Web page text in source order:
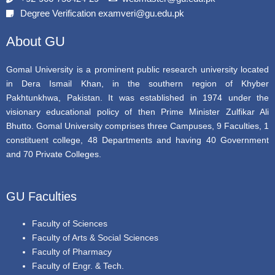
o
r
e
Degree Verification examveri@gu.edu.pk
About GU
Gomal University is a prominent public research university located
in Dera Ismail Khan, in the southern region of Khyber
Pakhtunkhwa, Pakistan. It was established in 1974 under the
visionary educational policy of then Prime Minister Zulfikar Ali
Bhutto. Gomal University comprises three Campuses, 9 Faculties, 1
constituent college, 48 Departments and having 40 Government
and 70 Private Colleges.
GU Faculties
Faculty of Sciences
Faculty of Arts & Social Sciences
Faculty of Pharmacy
Faculty of Engr. & Tech.